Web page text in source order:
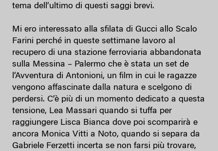
tema dell’ultimo di questi saggi brevi.
Mi ero interessato alla sfilata di Gucci allo Scalo
Farini perché in queste settimane lavoro al
recupero di una stazione ferroviaria abbandonata
sulla Messina – Palermo che è stata un set de
l’Avventura di Antonioni, un film in cui le ragazze
vengono affascinate dalla natura e scelgono di
perdersi. C’è più di un momento dedicato a questa
tensione, Lea Massari quando si tuffa per
raggiungere Lisca Bianca dove poi scomparirà e
ancora Monica Vitti a Noto, quando si separa da
Gabriele Ferzetti incerta se non farsi più trovare,